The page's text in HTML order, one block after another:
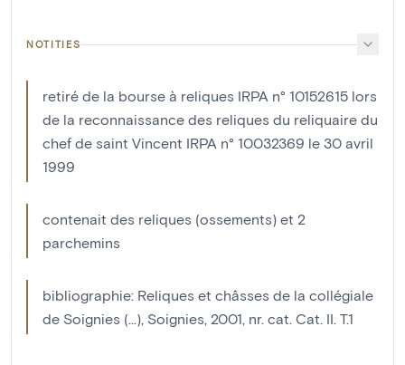
NOTITIES
retiré de la bourse à reliques IRPA n° 10152615 lors
de la reconnaissance des reliques du reliquaire du
chef de saint Vincent IRPA n° 10032369 le 30 avril
1999
contenait des reliques (ossements) et 2
parchemins
bibliographie: Reliques et châsses de la collégiale
de Soignies (...), Soignies, 2001, nr. cat. Cat. II. T.1